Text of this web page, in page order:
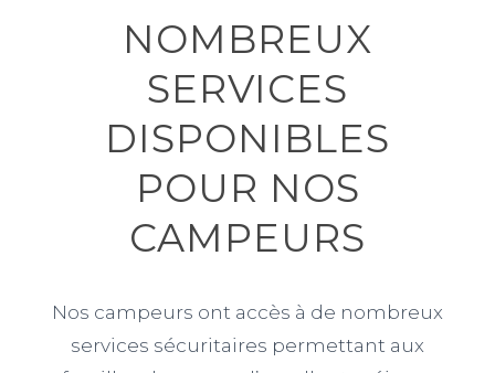
NOMBREUX
SERVICES
DISPONIBLES
POUR NOS
CAMPEURS
Nos campeurs ont accès à de nombreux
services sécuritaires permettant aux